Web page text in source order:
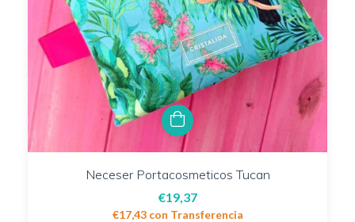
Neceser Portacosmeticos Tucan
€19,37
€17,43 con Transferencia